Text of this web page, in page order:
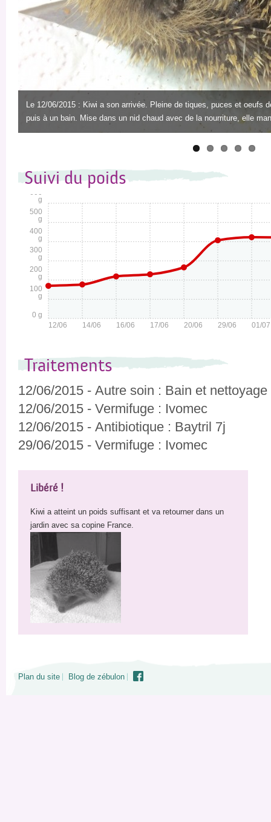
Le 12/06/2015 : Kiwi a son arrivée. Pleine de tiques, puces et oeufs de mouche, elle droit à
puis à un bain. Mise dans un nid chaud avec de la nourriture, elle
Suivi du poids
12/06 14/06 16/06 17/06 20/06 29/06 01/07
0 g
100
g
200
g
300
g
400
g
500
g
600
g
Traitements
12/06/2015 - Autre soin : Bain et
12/06/2015 - Vermifuge : Ivomec
12/06/2015 - Antibiotique : Baytril 7j
29/06/2015 - Vermifuge : Ivomec
Libéré !
Kiwi a atteint un poids suffisant et va retourner dans un
jardin avec sa copine France.
Plan du site Blog de zébulon